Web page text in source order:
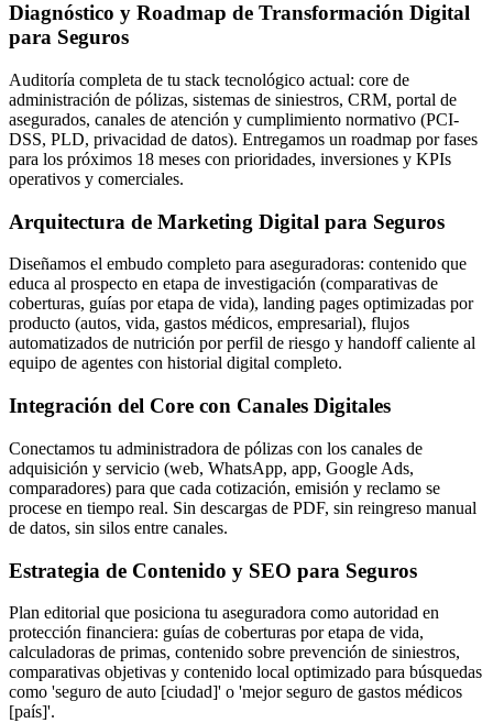
Diagnóstico y Roadmap de Transformación Digital
para Seguros
Auditoría completa de tu stack tecnológico actual: core de
administración de pólizas, sistemas de siniestros, CRM, portal de
asegurados, canales de atención y cumplimiento normativo (PCI-
DSS, PLD, privacidad de datos). Entregamos un roadmap por fases
para los próximos 18 meses con prioridades, inversiones y KPIs
operativos y comerciales.
Arquitectura de Marketing Digital para Seguros
Diseñamos el embudo completo para aseguradoras: contenido que
educa al prospecto en etapa de investigación (comparativas de
coberturas, guías por etapa de vida), landing pages optimizadas por
producto (autos, vida, gastos médicos, empresarial), flujos
automatizados de nutrición por perfil de riesgo y handoff caliente al
equipo de agentes con historial digital completo.
Integración del Core con Canales Digitales
Conectamos tu administradora de pólizas con los canales de
adquisición y servicio (web, WhatsApp, app, Google Ads,
comparadores) para que cada cotización, emisión y reclamo se
procese en tiempo real. Sin descargas de PDF, sin reingreso manual
de datos, sin silos entre canales.
Estrategia de Contenido y SEO para Seguros
Plan editorial que posiciona tu aseguradora como autoridad en
protección financiera: guías de coberturas por etapa de vida,
calculadoras de primas, contenido sobre prevención de siniestros,
comparativas objetivas y contenido local optimizado para búsquedas
como 'seguro de auto [ciudad]' o 'mejor seguro de gastos médicos
[país]'.